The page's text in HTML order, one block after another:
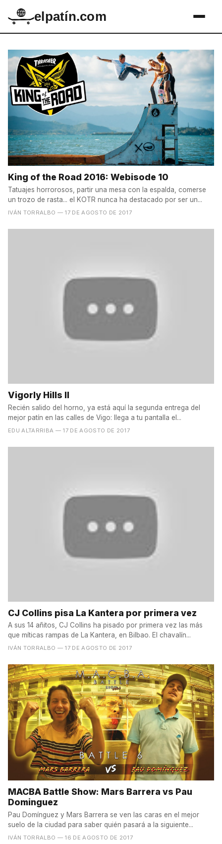
elpatín.com
King of the Road 2016: Webisode 10
Tatuajes horrorosos, partir una mesa con la espalda, comerse
un trozo de rasta... el KOTR nunca ha destacado por ser un...
IVÁN TORRALBO — 17 DE AGOSTO DE 2017
Vigorly Hills II
Recién salido del horno, ya está aquí la segunda entrega del
mejor patín en las calles de Vigo: llega a tu pantalla el...
EDU ALTARRIBA — 17 DE AGOSTO DE 2017
CJ Collins pisa La Kantera por primera vez
A sus 14 añitos, CJ Collins ha pisado por primera vez las más
que míticas rampas de La Kantera, en Bilbao. El chavalín...
IVÁN TORRALBO — 17 DE AGOSTO DE 2017
MACBA Battle Show: Mars Barrera vs Pau
Dominguez
Pau Domínguez y Mars Barrera se ven las caras en el mejor
suelo de la ciudad para saber quién pasará a la siguiente...
IVÁN TORRALBO — 16 DE AGOSTO DE 2017